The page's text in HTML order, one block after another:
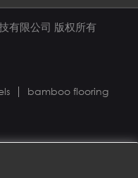
有限公司 版权所有
bamboo flooring